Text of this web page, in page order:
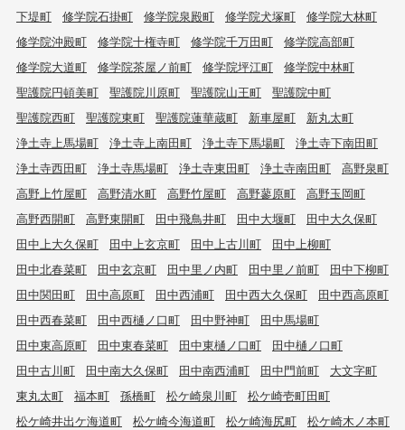
下堤町
修学院石掛町 修学院泉殿町 修学院犬塚町
修学院大林町
修学院沖殿町
修学院十権寺町 修学院千万田町
修学院高部町
修学院大道町
修学院茶屋ノ前町 修学院坪江町
修学院中林町
聖護院円頓美町
聖護院川原町 聖護院山王町
聖護院中町
聖護院西町
聖護院東町 聖護院蓮華蔵町 新車屋町
新丸太町
浄土寺上馬場町
浄土寺上南田町 浄土寺下馬場町
浄土寺下南田町
浄土寺西田町
浄土寺馬場町 浄土寺東田町 浄土寺南田町
高野泉町
高野上竹屋町
高野清水町 高野竹屋町 高野蓼原町
高野玉岡町
高野西開町
高野東開町 田中飛鳥井町 田中大堰町
田中大久保町
田中上大久保町
田中上玄京町 田中上古川町
田中上柳町
田中北春菜町
田中玄京町 田中里ノ内町 田中里ノ前町
田中下柳町
田中関田町
田中高原町 田中西浦町 田中西大久保町
田中西高原町
田中西春菜町
田中西樋ノ口町 田中野神町
田中馬場町
田中東高原町
田中東春菜町 田中東樋ノ口町
田中樋ノ口町
田中古川町
田中南大久保町 田中南西浦町 田中門前町
大文字町
東丸太町
福本町 孫橋町 松ケ崎泉川町
松ケ崎壱町田町
松ケ崎井出ケ海道町
松ケ崎今海道町 松ケ崎海尻町
松ケ崎木ノ本町